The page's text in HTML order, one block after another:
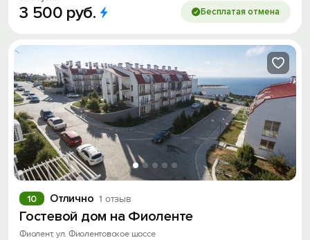
3 500 руб. Бесплатая отмена
Отлично 1 отзыв
10
Гостевой дом на Фиоленте
Фиолент, ул. Фиолентовское шоссе